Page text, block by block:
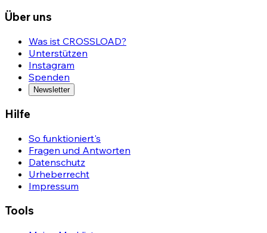
Über uns
Was ist CROSSLOAD?
Unterstützen
Instagram
Spenden
Newsletter
Hilfe
So funktioniert's
Fragen und Antworten
Datenschutz
Urheberrecht
Impressum
Tools